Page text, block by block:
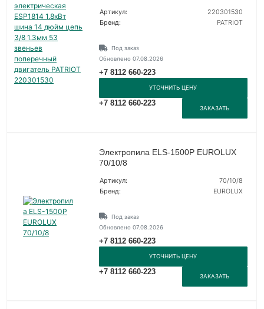
Артикул:
220301530
Бренд:
PATRIOT
Под заказ
Обновлено 07.08.2026
+7 8112 660-223
УТОЧНИТЬ ЦЕНУ
+7 8112 660-223
ЗАКАЗАТЬ
Электропила ELS-1500P EUROLUX
70/10/8
Артикул:
70/10/8
Бренд:
EUROLUX
Под заказ
Обновлено 07.08.2026
+7 8112 660-223
УТОЧНИТЬ ЦЕНУ
+7 8112 660-223
ЗАКАЗАТЬ